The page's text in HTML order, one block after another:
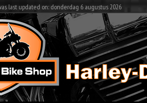
last updated on: donderdag 6 augustus 2026